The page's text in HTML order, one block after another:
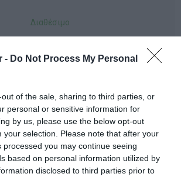
- Do Not Process My Personal
of the sale, sharing to third parties, or
personal or sensitive information for
by us, please use the below opt-out
your selection. Please note that after your
processed you may continue seeing
based on personal information utilized by
disclosed to third parties prior to
Διαθέσιμο
22,00 €
προϊόντων